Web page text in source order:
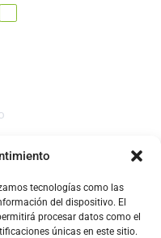
tecnologías como las
del dispositivo. El
procesar datos como el
únicas en este sitio.